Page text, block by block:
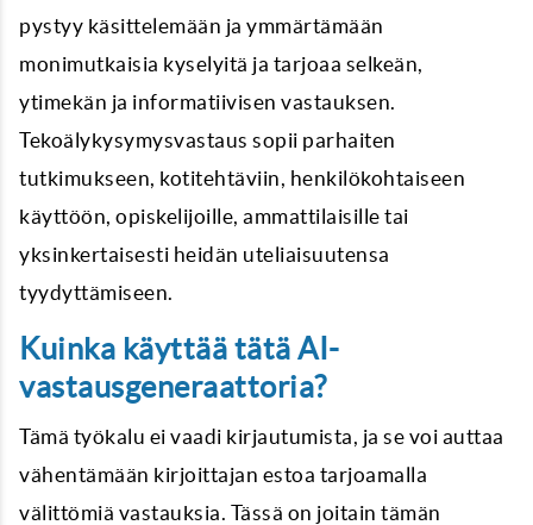
pystyy käsittelemään ja ymmärtämään
monimutkaisia kyselyitä ja tarjoaa selkeän,
ytimekän ja informatiivisen vastauksen.
Tekoälykysymysvastaus sopii parhaiten
tutkimukseen, kotitehtäviin, henkilökohtaiseen
käyttöön, opiskelijoille, ammattilaisille tai
yksinkertaisesti heidän uteliaisuutensa
tyydyttämiseen.
Kuinka käyttää tätä AI-
vastausgeneraattoria?
Tämä työkalu ei vaadi kirjautumista, ja se voi auttaa
vähentämään kirjoittajan estoa tarjoamalla
välittömiä vastauksia. Tässä on joitain tämän